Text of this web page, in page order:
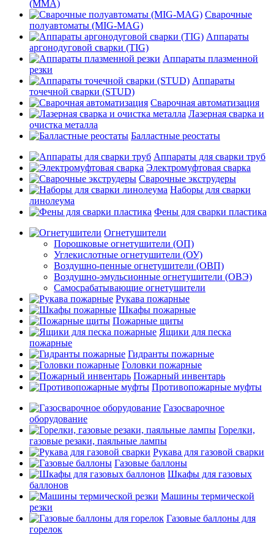
(MMA)
Сварочные
полуавтоматы (MIG-MAG)
Аппараты
аргонодуговой сварки (TIG)
Аппараты плазменной
резки
Аппараты
точечной сварки (STUD)
Сварочная автоматизация
Лазерная сварка и
очистка металла
Балластные реостаты
Аппараты для сварки труб
Электромуфтовая сварка
Сварочные экструдеры
Наборы для сварки
линолеума
Фены для сварки пластика
Огнетушители
Порошковые огнетушители (ОП)
Углекислотные огнетушители (ОУ)
Воздушно-пенные огнетушители (ОВП)
Воздушно-эмульсионные огнетушители (ОВЭ)
Самосрабатывающие огнетушители
Рукава пожарные
Шкафы пожарные
Пожарные щиты
Ящики для песка
пожарные
Гидранты пожарные
Головки пожарные
Пожарный инвентарь
Противопожарные муфты
Газосварочное
оборудование
Горелки,
газовые резаки, паяльные лампы
Рукава для газовой сварки
Газовые баллоны
Шкафы для газовых
баллонов
Машины термической
резки
Газовые баллоны для
горелок